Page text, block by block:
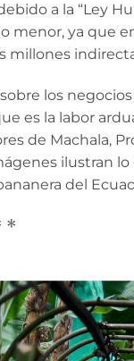
a la “Ley
menor, ya que
millones
los
es la labor
de Machala,
ilustran
del
*